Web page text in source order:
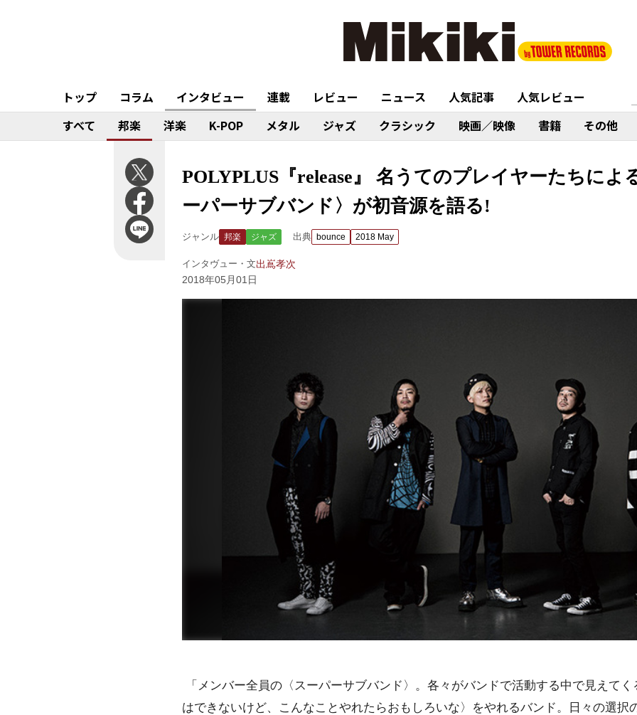
トップ コラム インタビュー 連載 レビュー ニュース 人気記事
人気レビュー
すべて
邦楽 洋楽 K-POP メタル ジャズ クラシック 映画／映像 書籍 その他
POLYPLUS『release』 名うてのプレイヤーたちによ
ーパーサブバンド〉が初音源を語る!
ジャンル 邦楽 ジャズ 出典 bounce 2018 May
インタヴュー・文出嶌孝次
2018年05月01日
「メンバー全員の〈スーパーサブバンド〉。各々がバンドで活動する中で見えて
はできないけど、こんなことやれたらおもしろいな〉をやれるバンド。日々の選択